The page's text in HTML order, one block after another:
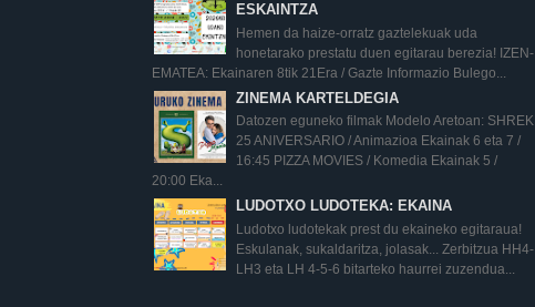
ESKAINTZA
Hemen da haize-orratz gaztelekuak uda
honetarako prestatu duen egitarau berezia! IZEN-
EMATEA: Ekainaren 8tik 21Era / Gazte Informazio Bulego...
ZINEMA KARTELDEGIA
Datozen eguneko filmak Modelo Aretoan: SHREK
25 ANIVERSARIO / Animazioa Ekainak 6 eta 7 /
16:45 PIZZA MOVIES / Komedia Ekainak 5 /
20:00 Eka...
LUDOTXO LUDOTEKA: EKAINA
Ludotxo ludotekak prest du ekaineko egitaraua!
Eskulanak, sukaldaritza, jolasak... Zerbitzua HH4-
LH3 eta LH 4-5-6 bitarteko haurrei zuzendua...